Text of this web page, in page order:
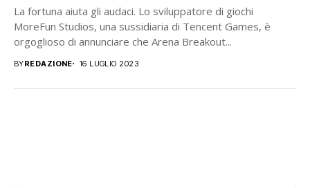
La fortuna aiuta gli audaci. Lo sviluppatore di giochi
MoreFun Studios, una sussidiaria di Tencent Games, è
orgoglioso di annunciare che Arena Breakout...
BYREDAZIONE 16 LUGLIO 2023